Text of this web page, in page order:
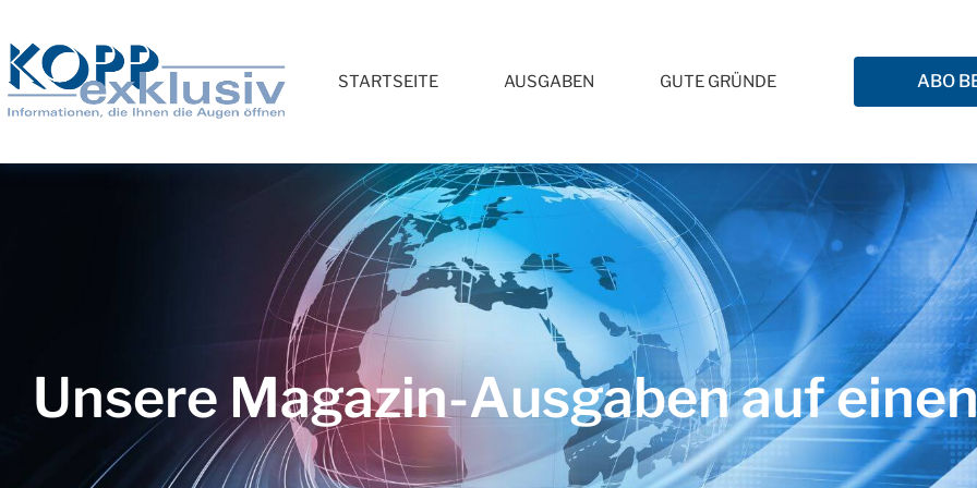
STARTSEITE AUSGABEN GUTE GRÜNDE ABO
Unsere Magazin-Ausgaben auf